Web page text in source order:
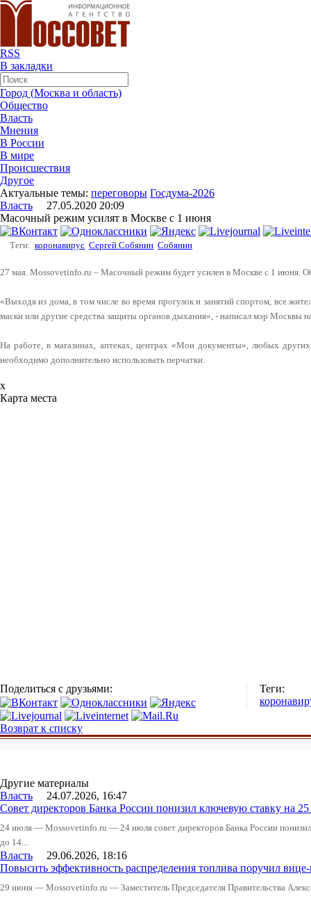
RSS
В закладки
Город (Москва и область)
Общество
Власть
Мнения
В России
В мире
Происшествия
Другое
Актуальные темы: переговоры Госдума-2026
Власть 27.05.2020 20:09
Масочный режим усилят в Москве с 1 июня
Теги: коронавирус Сергей Собянин Собянин
27 мая. Mossovetinfo.ru – Масочный режим будет усилен в Москве с 1 июня.
«Выходя из дома, в том числе во время прогулок и занятий спортом, все
маски или другие средства защиты органов дыхания», - написал мэр Москвы
На работе, в магазинах, аптеках, центрах «Мои документы», любых
необходимо дополнительно использовать перчатки.
x
Карта места
Поделиться с друзьями:
Теги:
Возврат к списку
Другие материалы
Власть 24.07.2026, 16:47
Совет директоров Банка России понизил ключевую ставку на
24 июля — Mossovetinfo.ru — 24 июля совет директоров Банка России
до 14...
Власть 29.06.2026, 18:16
Повысить эффективность распределения топлива поручил
29 июня — Mossovetinfo.ru — Заместитель Председателя Правительства